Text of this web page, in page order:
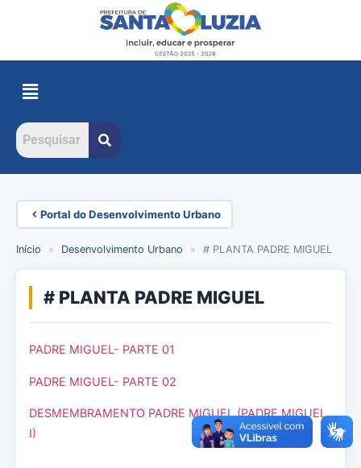
Portal do Desenvolvimento Urbano
Início » Desenvolvimento Urbano » # PLANTA PADRE MIGUEL
# PLANTA PADRE MIGUEL
PADRE MIGUEL- PARTE 01
PADRE MIGUEL- PARTE 02
DESMEMBRAMENTO PADRE MIGUEL (PADRE MIGUEL
I)